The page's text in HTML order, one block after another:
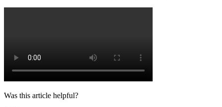
Was this article helpful?